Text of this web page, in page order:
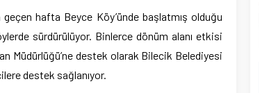
geçen hafta Beyce Köy’ünde başlatmış olduğu
sürdürülüyor. Binlerce dönüm alanı etkisi
Müdürlüğü’ne destek olarak Bilecik Belediyesi
destek sağlanıyor.